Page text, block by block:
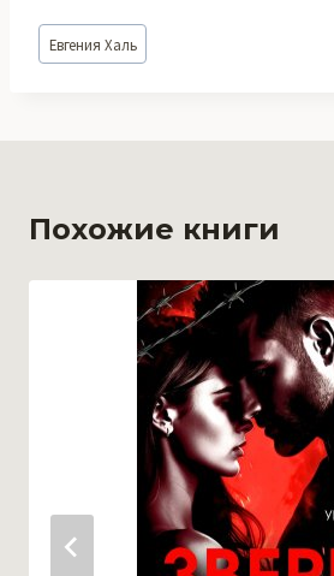
Метки
записи:
Евгения Халь
Похожие книги